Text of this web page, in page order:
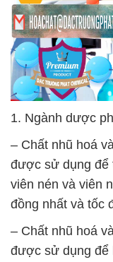
1. Ngành dược
– Chất nhũ hoá
được sử dụng để
viên nén và viên
đồng nhất và tốc
– Chất nhũ hoá
được sử dụng để